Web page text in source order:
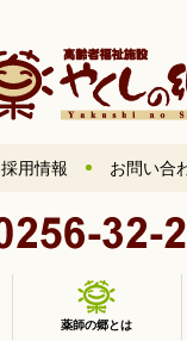
採用情報 お問い合
薬師の郷とは